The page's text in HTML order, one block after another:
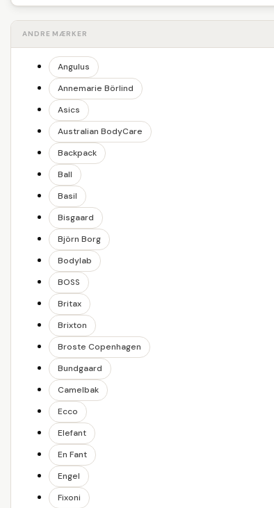
ANDRE MÆRKER
Angulus
Annemarie Börlind
Asics
Australian BodyCare
Backpack
Ball
Basil
Bisgaard
Björn Borg
Bodylab
BOSS
Britax
Brixton
Broste Copenhagen
Bundgaard
Camelbak
Ecco
Elefant
En Fant
Engel
Fixoni